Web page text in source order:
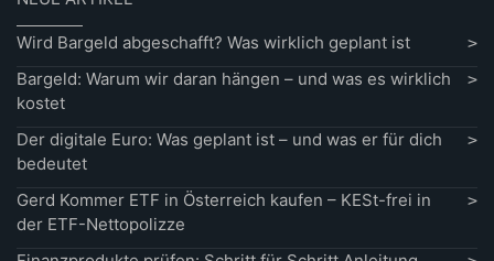
Wird Bargeld abgeschafft? Was wirklich geplant ist
Bargeld: Warum wir daran hängen – und was es wirklich
kostet
Der digitale Euro: Was geplant ist – und was er für dich
bedeutet
Gerd Kommer ETF in Österreich kaufen – KESt-frei in
der ETF-Nettopolizze